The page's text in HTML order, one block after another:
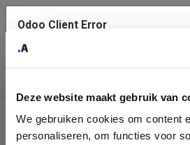
Deze website maakt gebruik van
We gebruiken cookies om content
personaliseren, om functies voor
Company
Odoo Client Error
service.